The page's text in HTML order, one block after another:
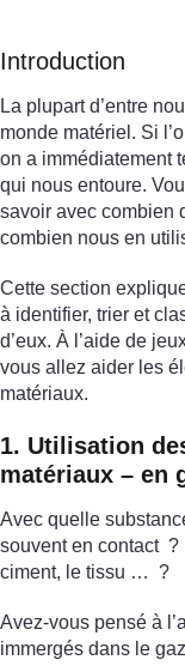
Introduction
La plupart d’entre
monde matériel. Si
on a immédiatement
qui nous entoure.
savoir avec combien
combien nous en
Cette section
à identifier, trier et
d’eux. À l’aide de
vous allez aider les
matériaux.
1. Utilisation
matériaux – en
Avec quelle
souvent en contact ?
ciment, le tissu … ?
Avez-vous pensé à
immergés dans le